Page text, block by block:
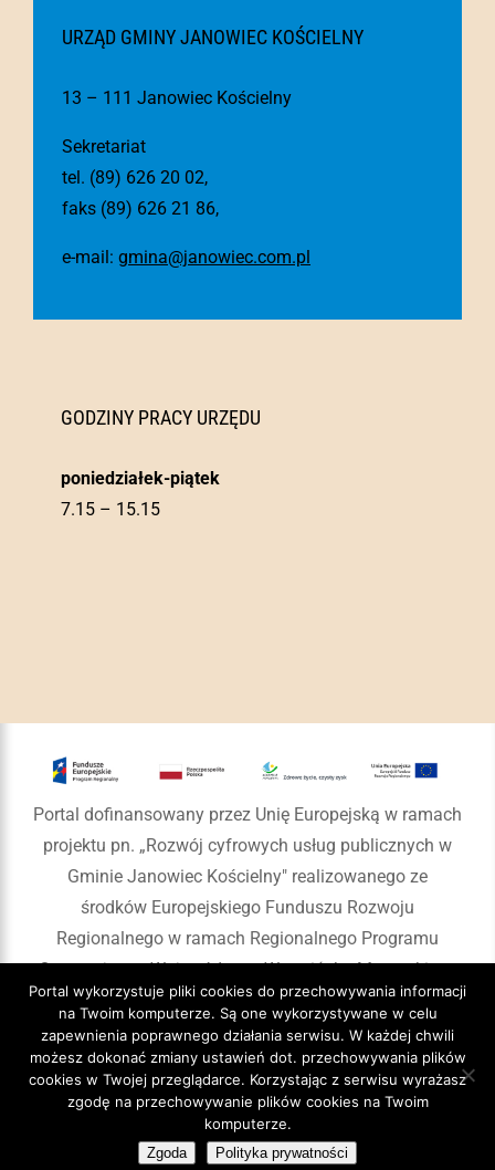
URZĄD GMINY JANOWIEC KOŚCIELNY
13 – 111 Janowiec Kościelny
Sekretariat
tel. (89) 626 20 02,
faks (89) 626 21 86,
e-mail: gmina@janowiec.com.pl
GODZINY PRACY URZĘDU
poniedziałek-piątek
7.15 – 15.15
Portal dofinansowany przez Unię Europejską w ramach
projektu pn. „Rozwój cyfrowych usług publicznych w
Gminie Janowiec Kościelny" realizowanego ze
środków Europejskiego Funduszu Rozwoju
Regionalnego w ramach Regionalnego Programu
Operacyjnego Województwa Warmińsko-Mazurskiego
na lata 2014-2020
Copyright 2020 Gmina Janowiec Kościelny
Portal wykorzystuje pliki cookies do przechowywania informacji
na Twoim komputerze. Są one wykorzystywane w celu
zapewnienia poprawnego działania serwisu. W każdej chwili
możesz dokonać zmiany ustawień dot. przechowywania plików
cookies w Twojej przeglądarce. Korzystając z serwisu wyrażasz
zgodę na przechowywanie plików cookies na Twoim
komputerze.
Zgoda Polityka prywatności